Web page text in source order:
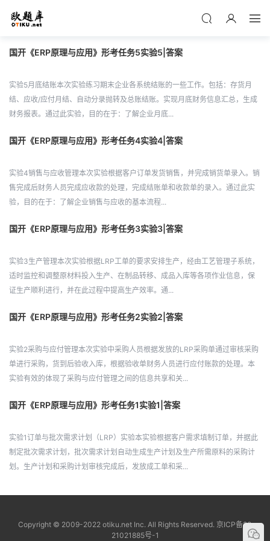
国开《ERP原理与应用》形考任务5实验5|答案
实验5月底结账本次实验练习期末企业各系统结账的一些工作。包括：存货月
结、应收/应付月结、自动分录抛转及总账结账。实现月底财务信息汇总，生成
财务报表。通过此实验，目的在于：了解企业月底...
国开《ERP原理与应用》形考任务4实验4|答案
实验4销售与应收管理本次实验根据客户订单发货销售，并完成销货单录入。销
售完成后财务人员完成应收款的处理，完成结账单和收款单的录入。通过此实
验，目的在于：了解企业销售与应收的基本流程...
国开《ERP原理与应用》形考任务3实验3|答案
实验3生产管理本次实验根据LRP工单的要求安排生产，经由工艺管理子系统，
适时监控和调整原材料投入生产、在制品转移、成品入库等各项作业信息，保
证生产顺利进行，并在此过程中提高生产效率。通...
国开《ERP原理与应用》形考任务2实验2|答案
实验2采购与应付管理本次实验中采购人员根据发放的LRP采购单通过审核采购
单进行采购，货到后验收入库，根据验收单财务人员进行应付账款的处理。本
实验有效的体现了采购与应付管理之间的信息共享和关...
国开《ERP原理与应用》形考任务1实验1|答案
实验1订单与批次需求计划（LRP）实验本实验根据客户需求填制订单，并据此
制定批次需求计划，批次需求计划自动生成生产计划及生产所需原料的采购计
划。生产计划和采购计划审核完成后，发放成工单和采...
Copyright © 2009-2022 otiku.net Inc. All Rights Reserved. 京ICP备20
21021885号-1